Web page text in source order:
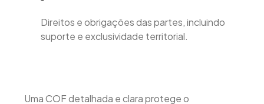
Direitos e obrigações das partes, incluindo
suporte e exclusividade territorial.
Uma COF detalhada e clara protege o